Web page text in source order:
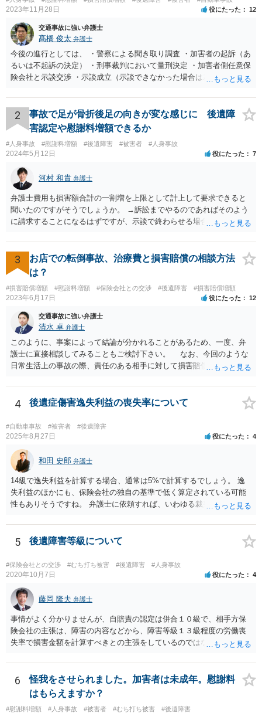
2023年11月28日 役にたった 12
交通事故に強い弁護士
髙橋 俊太 弁護士
今後の進行としては、 ・警察による聞き取り調査 ・加害者の起訴（あ
るいは不起訴の決定） ・刑事裁判において量刑決定 ・加害者側任意保
険会社と示談交渉 ・示談成立（示談できなかった場合は裁判） となり
加害者に対する処罰感情など尋ねられるはずですので、率直にお答え
になるとよいと思います。
2
事故で足が骨折後足の向きが変な感じに 後遺障
害認定や慰謝料増額できるか
#人身事故 #慰謝料増額 #後遺障害 #被害者 #人身事故
2024年5月12日 役にたった 7
河村 和貴 弁護士
弁護士費用も損害額合計の一割増を上限として計上して要求できると
聞いたのですがそうでしょうか。 →訴訟までやるのであればそのよう
に請求することになるはずですが、示談で終わらせる場合には、そこ
ならほとんど充足できるか多くが返ってくるイメージなので頼むのも
いいかなと思うのですが。 →LAC基準でもそうかもしれませんし、交
通事故事案ではより定額の費用としている法律事務所も多いように思
います。費用面も含めて、弁護士さんを検討してみるとよいかもしれ
ませんね。 かなり具体的な話も多くなっているので、法律事務所に問
い合わせてみるとよいと思います。
3
お店での転倒事故、治療費と損害賠償の相談方法
は？
#損害賠償増額 #慰謝料増額 #保険会社との交渉 #後遺障害 #損害賠償増額
2023年6月17日 役にたった 12
交通事故に強い弁護士
清水 卓 弁護士
このように、事案によって結論が分かれることがあるため、一度、弁
護士に直接相談してみることもご検討下さい。 なお、今回のような
日常生活上の事故の際、責任のある相手に対して損害賠償請求する際
す（ご自宅の火災保険や自動車の任意保険等を確認してみて下さい。
加入したつもりがなくても、確認してみたら付いていたということが
4 後遺症傷害逸失利益の喪失率について
#自動車事故 #被害者 #後遺障害
2025年8月27日 役にたった 4
和田 史郎 弁護士
14級で逸失利益を計算する場合、通常は5%で計算するでしょう。 逸
失利益のほかにも、保険会社の独自の基準で低く算定されている可能
性もありそうですね。 弁護士に依頼すれば、いわゆる裁判基準程度の
5 後遺障害等級について
#保険会社との交渉 #むち打ち被害 #後遺障害 #人身事故
2020年10月7日 役にたった 4
藤岡 隆夫 弁護士
事情がよく分かりませんが、自賠責の認定は併合１０級で、相手方保
険会社の主張は、障害の内容などから、障害等級１３級程度の労働喪
失率で損害金額を計算すべきとの主張をしているのではないでしょう
ので、弁護士を交代しても状況は変わらないでしょう。今の弁護士と
十分に打ち合わせをすることが重要だと思います。
6
怪我をさせられました。加害者は未成年。慰謝料
はもらえますか？
#慰謝料増額 #人身事故 #被害者 #むち打ち被害 #後遺障害